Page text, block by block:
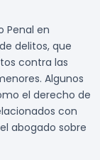
Penal en
delitos, que
contra las
Algunos
el derecho de
con
abogado sobre